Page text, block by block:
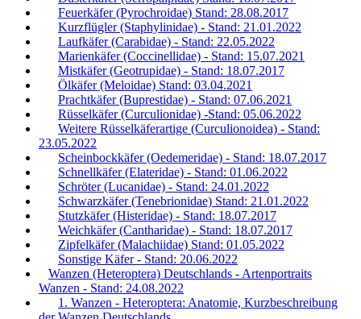
Feuerkäfer (Pyrochroidae) Stand: 28.08.2017
Kurzflügler (Staphylinidae) - Stand: 21.01.2022
Laufkäfer (Carabidae) - Stand: 22.05.2022
Marienkäfer (Coccinellidae) - Stand: 15.07.2021
Mistkäfer (Geotrupidae) - Stand: 18.07.2017
Ölkäfer (Meloidae) Stand: 03.04.2021
Prachtkäfer (Buprestidae) - Stand: 07.06.2021
Rüsselkäfer (Curculionidae) -Stand: 05.06.2022
Weitere Rüsselkäferartige (Curculionoidea) - Stand:
23.05.2022
Scheinbockkäfer (Oedemeridae) - Stand: 18.07.2017
Schnellkäfer (Elateridae) - Stand: 01.06.2022
Schröter (Lucanidae) - Stand: 24.01.2022
Schwarzkäfer (Tenebrionidae) Stand: 21.01.2022
Stutzkäfer (Histeridae) - Stand: 18.07.2017
Weichkäfer (Cantharidae) - Stand: 18.07.2017
Zipfelkäfer (Malachiidae) Stand: 01.05.2022
Sonstige Käfer - Stand: 20.06.2022
Wanzen (Heteroptera) Deutschlands - Artenportraits
Wanzen - Stand: 24.08.2022
1. Wanzen - Heteroptera: Anatomie, Kurzbeschreibung